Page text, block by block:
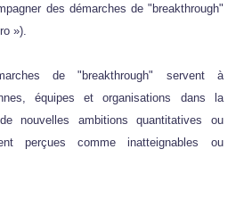
des démarches de "breakthrough"
»).
de "breakthrough" servent à
équipes et organisations dans la
nouvelles ambitions quantitatives ou
perçues comme inatteignables ou